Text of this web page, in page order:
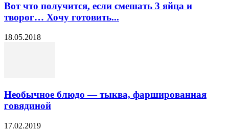
Вот что получится, если смешать 3 яйца и
творог… Хочу готовить...
18.05.2018
Необычное блюдо — тыква, фаршированная
говядиной
17.02.2019